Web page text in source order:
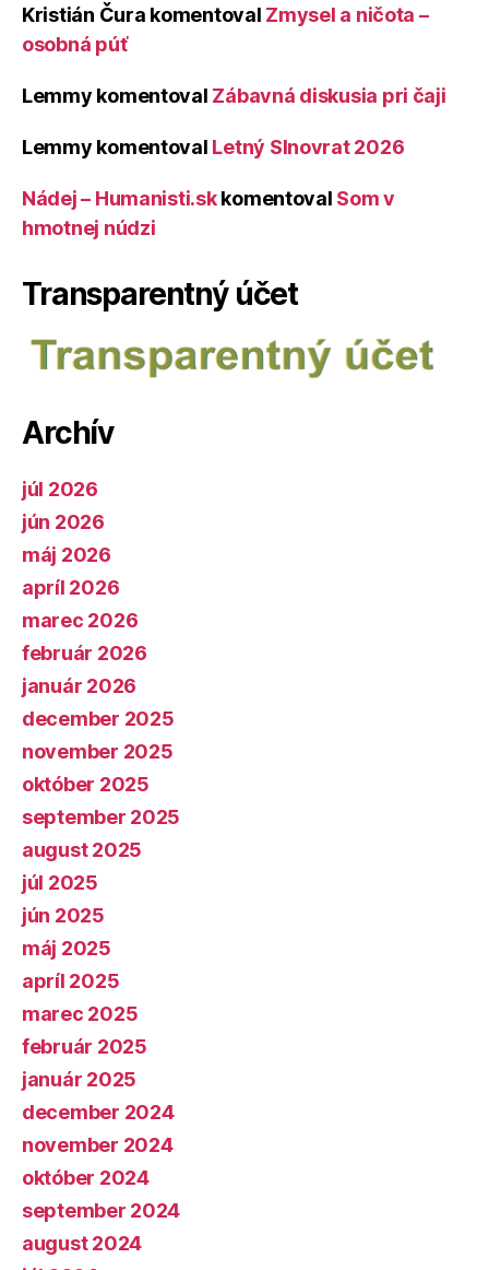
Kristián Čura komentoval Zmysel a ničota –
osobná púť
Lemmy komentoval Zábavná diskusia pri čaji
Lemmy komentoval Letný Slnovrat 2026
Nádej – Humanisti.skkomentoval Som v
hmotnej núdzi
Transparentný účet
Archív
júl 2026
jún 2026
máj 2026
apríl 2026
marec 2026
február 2026
január 2026
december 2025
november 2025
október 2025
september 2025
august 2025
júl 2025
jún 2025
máj 2025
apríl 2025
marec 2025
február 2025
január 2025
december 2024
november 2024
október 2024
september 2024
august 2024